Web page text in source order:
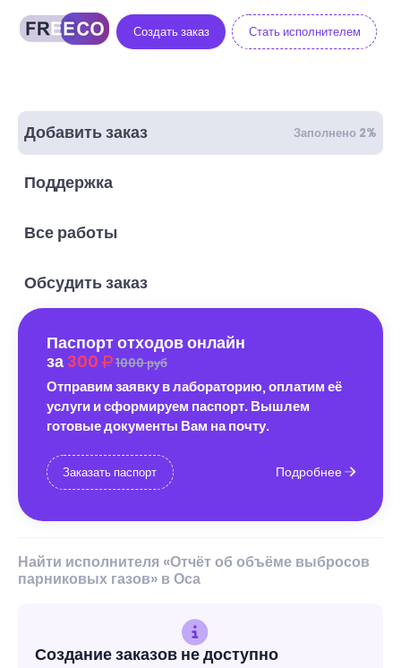
Создать заказ Стать исполнителем
Добавить заказ Заполнено 2%
Поддержка
Все работы
Обсудить заказ
Паспорт отходов онлайн
за 300 1000 руб
Отправим заявку в лабораторию, оплатим её
услуги и сформируем паспорт. Вышлем
готовые документы Вам на почту.
Заказать паспорт Подробнее
Найти исполнителя «Отчёт об объёме выбросов
парниковых газов» в Оса
Создание заказов не доступно